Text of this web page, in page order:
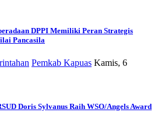
DPPI Memiliki Peran Strategis
Pancasila
Pemkab Kapuas Kamis, 6
Doris Sylvanus Raih WSO/Angels Award